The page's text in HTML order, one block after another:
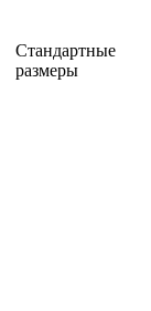
Стандартные
размеры